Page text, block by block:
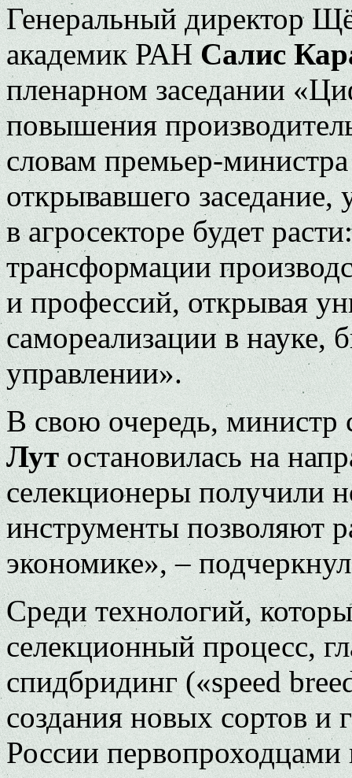
Генеральный директор
академик РАНСалис
пленарном заседании
повышения
словам премьер-
открывавшего
в агросекторе будет
трансформации
и профессий, открывая
самореализации в науке,
управлении».
В свою очередь, министр
Лутостановилась на
селекционеры получили
инструменты позволяют
экономике», –
Среди технологий,
селекционный процесс,
спидбридинг («speed
создания новых сортов и
России